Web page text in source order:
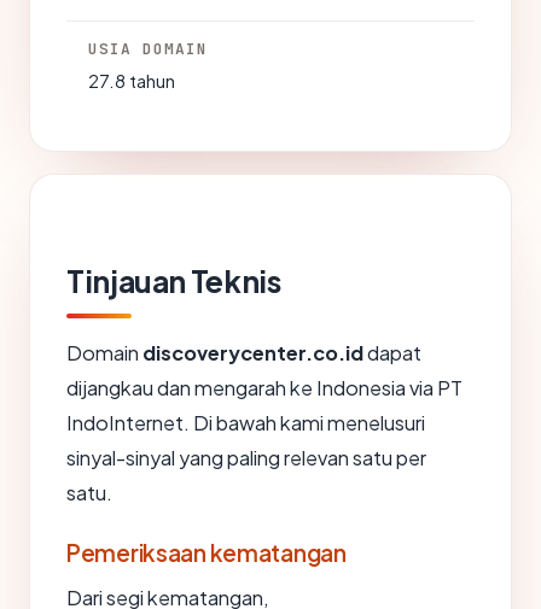
USIA DOMAIN
27.8 tahun
Tinjauan Teknis
Domain discoverycenter.co.iddapat
dijangkau dan mengarah ke Indonesia via PT
IndoInternet. Di bawah kami menelusuri
sinyal-sinyal yang paling relevan satu per
satu.
Pemeriksaan kematangan
Dari segi kematangan,